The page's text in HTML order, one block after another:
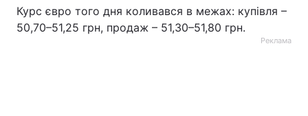
Курс євро того дня коливався в межах: купівля –
50,70–51,25 грн, продаж – 51,30–51,80 грн.
Реклама